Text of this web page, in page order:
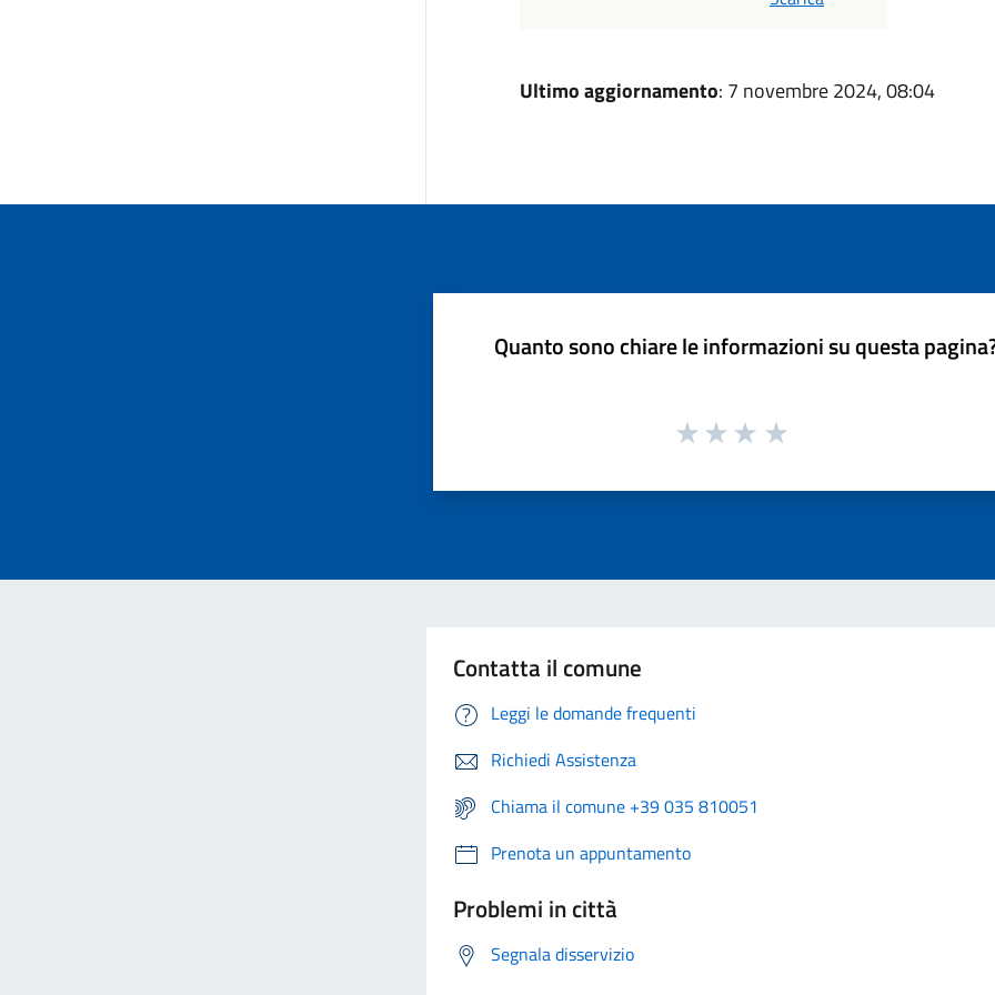
Ultimo aggiornamento: 7 novembre 2024, 08:04
Quanto sono chiare le informazioni su questa
Contatta il comune
Leggi le domande frequenti
Richiedi Assistenza
Chiama il comune +39 035 810051
Prenota un appuntamento
Problemi in città
Segnala disservizio